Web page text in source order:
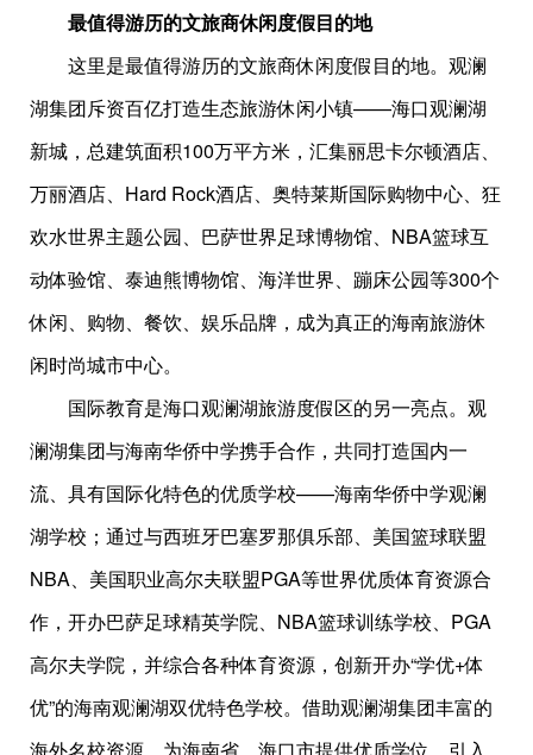
最值得游历的文旅商休闲度假目的地
这里是最值得游历的文旅商休闲度假目的地。观澜
湖集团斥资百亿打造生态旅游休闲小镇——海口观澜湖
新城，总建筑面积100万平方米，汇集丽思卡尔顿酒店、
万丽酒店、Hard Rock酒店、奥特莱斯国际购物中心、狂
欢水世界主题公园、巴萨世界足球博物馆、NBA篮球互
动体验馆、泰迪熊博物馆、海洋世界、蹦床公园等300个
休闲、购物、餐饮、娱乐品牌，成为真正的海南旅游休
闲时尚城市中心。
国际教育是海口观澜湖旅游度假区的另一亮点。观
澜湖集团与海南华侨中学携手合作，共同打造国内一
流、具有国际化特色的优质学校——海南华侨中学观澜
湖学校；通过与西班牙巴塞罗那俱乐部、美国篮球联盟
NBA、美国职业高尔夫联盟PGA等世界优质体育资源合
作，开办巴萨足球精英学院、NBA篮球训练学校、PGA
高尔夫学院，并综合各种体育资源，创新开办“学优+体
优”的海南观澜湖双优特色学校。借助观澜湖集团丰富的